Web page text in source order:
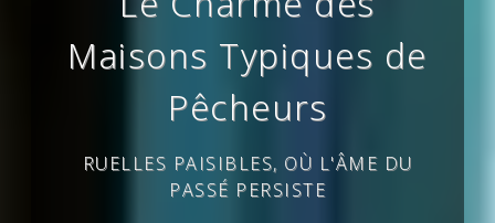
Maisons Typiques de
Pêcheurs
RUELLES PAISIBLES, OÙ L'ÂME DU
PASSÉ PERSISTE